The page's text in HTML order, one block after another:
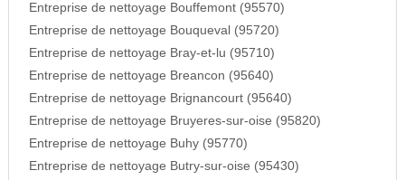
Entreprise de nettoyage Bouffemont (95570)
Entreprise de nettoyage Bouqueval (95720)
Entreprise de nettoyage Bray-et-lu (95710)
Entreprise de nettoyage Breancon (95640)
Entreprise de nettoyage Brignancourt (95640)
Entreprise de nettoyage Bruyeres-sur-oise (95820)
Entreprise de nettoyage Buhy (95770)
Entreprise de nettoyage Butry-sur-oise (95430)